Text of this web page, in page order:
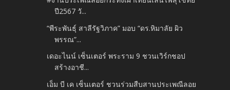
ปี2567 วั...
“พีระพันธุ์ สาลีรัฐวิภาค” มอบ “ดร.หิมาลัย ผิว
พรรณ”...
เดอะไนน์ เซ็นเตอร์ พระราม 9 ชวนเวิร์กชอป
สร้างอาชี...
เอ็ม บี เค เซ็นเตอร์ ชวนร่วมสืบสานประเพณีลอย